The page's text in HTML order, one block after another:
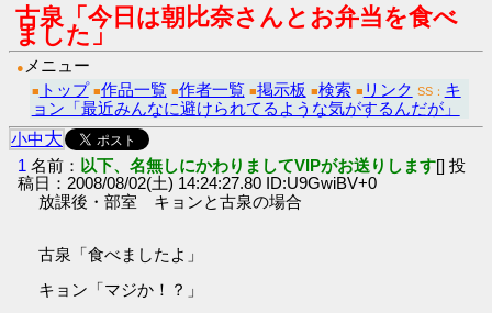
古泉「今日は朝比奈さんとお弁当を食べ
ました」
● メニュー
■ トップ ■作品一覧 ■作者一覧 ■掲示板 ■検索 ■ リンク SS： キ
ョン「最近みんなに避けられてるような気がするんだが」
小中大
1 名前： 以下、名無しにかわりましてVIPがお送りします[] 投
稿日：2008/08/02(土) 14:24:27.80 ID:U9GwiBV+0
放課後・部室 キョンと古泉の場合
古泉「食べましたよ」
キョン「マジか！？」